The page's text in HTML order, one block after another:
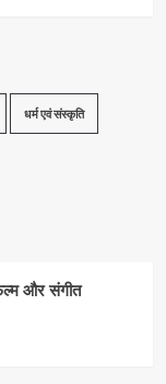
धर्म एवं संस्कृति
और संगीत